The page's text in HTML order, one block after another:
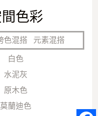
色彩
色混搭 元素混搭
白色
水泥灰
原木色
莫蘭迪色